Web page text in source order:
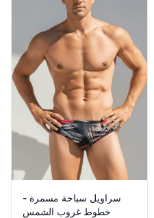
سراويل سباحة مسمرة -
خطوط غروب الشمس